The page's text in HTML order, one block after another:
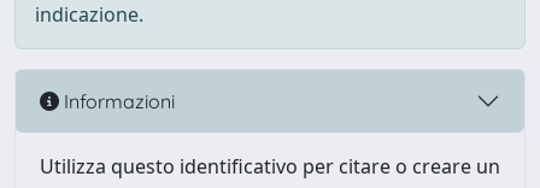
indicazione.
Informazioni
Utilizza questo identificativo per citare o creare un